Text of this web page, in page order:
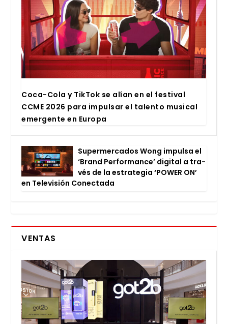
Coca-Cola y Tik­Tok se alían en el fes­ti­val
CCME 2026 para impul­sar el talen­to musi­cal
emer­gen­te en Euro­pa
Super­mer­ca­dos Wong impul­sa el
‘Brand Per­for­man­ce’ digi­tal a tra­
vés de la estra­te­gia ‘POWER ON’
en Tele­vi­sión Conec­ta­da
VENTAS